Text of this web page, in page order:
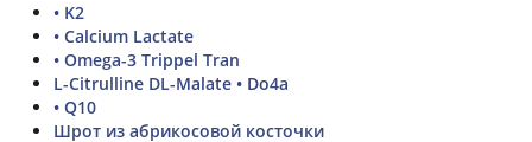
• K2
• Calcium Lactate
• Omega-3 Trippel Tran
L-Citrulline DL-Malate • Do4a
• Q10
Шрот из абрикосовой косточки